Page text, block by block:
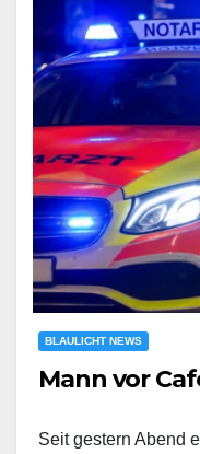
BLAULICHT NEWS
Mann vor
Seit gestern Abend